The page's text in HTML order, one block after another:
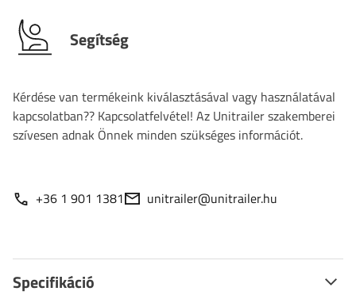
Segítség
Kérdése van termékeink kiválasztásával vagy használatával
kapcsolatban?? Kapcsolatfelvétel! Az Unitrailer szakemberei
szívesen adnak Önnek minden szükséges információt.
+36 1 901 1381 unitrailer@unitrailer.hu
Specifikáció